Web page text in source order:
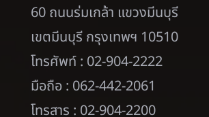
60 ถนนร่มเกล้า แขวงมีนบุรี
เขตมีนบุรี กรุงเทพฯ 10510
โทรศัพท์ : 02-904-2222
มือถือ : 062-442-2061
โทรสาร : 02-904-2200